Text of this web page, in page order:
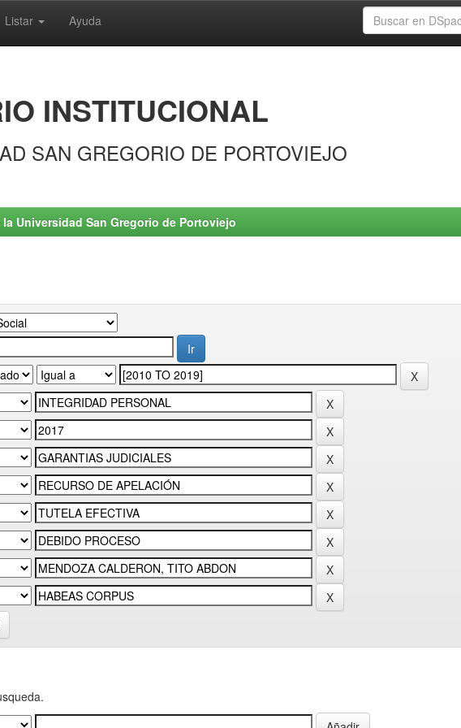
Listar Ayuda
INSTITUCIONAL
SAN GREGORIO DE PORTOVIEJO
Universidad San Gregorio de Portoviejo